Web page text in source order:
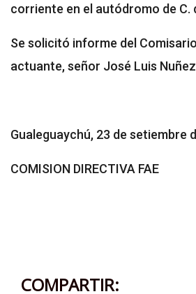
corriente en el autódromo de C.
Se solicitó informe del
actuante, señor José Luis
Gualeguaychú, 23 de setiembre
COMISION DIRECTIVA FAE
COMPARTIR: